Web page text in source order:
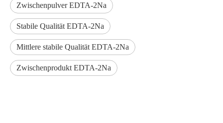
Zwischenpulver EDTA-2Na
Stabile Qualität EDTA-2Na
Mittlere stabile Qualität EDTA-2Na
Zwischenprodukt EDTA-2Na